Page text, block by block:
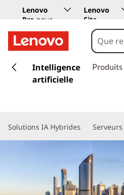
Lenovo
Pro pour
les
entreprises
Lenovo
Site
Education
a
a
Intelligence
artificielle
Produits
Solutions IA Hybrides